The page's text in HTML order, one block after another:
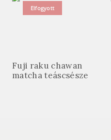
Elfogyott
Fuji raku chawan
matcha teáscsésze